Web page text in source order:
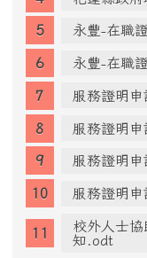
永豐-在職
永豐-在職
服務證明
服務證明
服務證明
服務證明
校外人士
知.odt